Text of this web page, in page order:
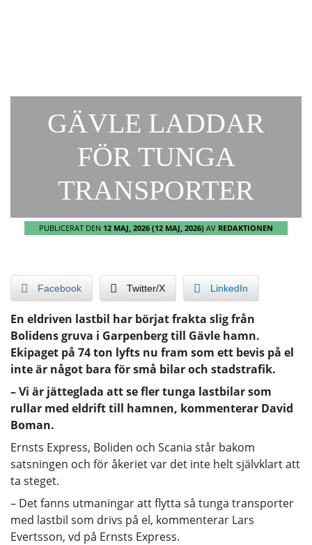
GÄVLE LADDAR
FÖR TUNGA
TRANSPORTER
PUBLICERAT DEN 12 MAJ, 2026 (12 MAJ, 2026) AV REDAKTIONEN
Facebook Twitter/X LinkedIn
En eldriven lastbil har börjat frakta slig från
Bolidens gruva i Garpenberg till Gävle hamn.
Ekipaget på 74 ton lyfts nu fram som ett bevis på el
inte är något bara för små bilar och stadstrafik.
– Vi är jätteglada att se fler tunga lastbilar som
rullar med eldrift till hamnen, kommenterar David
Boman.
Ernsts Express, Boliden och Scania står bakom
satsningen och för åkeriet var det inte helt självklart att
ta steget.
– Det fanns utmaningar att flytta så tunga transporter
med lastbil som drivs på el, kommenterar Lars
Evertsson, vd på Ernsts Express.